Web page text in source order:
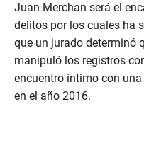
Juan Merchan será el
delitos por los cuales ha
que un jurado determinó
manipuló los registros
encuentro íntimo con
en el año 2016.